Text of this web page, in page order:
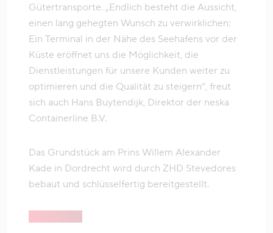
Gütertransporte. „Endlich besteht die Aussicht,
einen lang gehegten Wunsch zu verwirklichen:
Ein Terminal in der Nähe des Seehafens vor der
Küste eröffnet uns die Möglichkeit, die
Dienstleistungen für unsere Kunden weiter zu
optimieren und die Qualität zu steigern“, freut
sich auch Hans Buytendijk, Direktor der neska
Containerline B.V.
Das Grundstück am Prins Willem Alexander
Kade in Dordrecht wird durch ZHD Stevedores
bebaut und schlüsselfertig bereitgestellt.